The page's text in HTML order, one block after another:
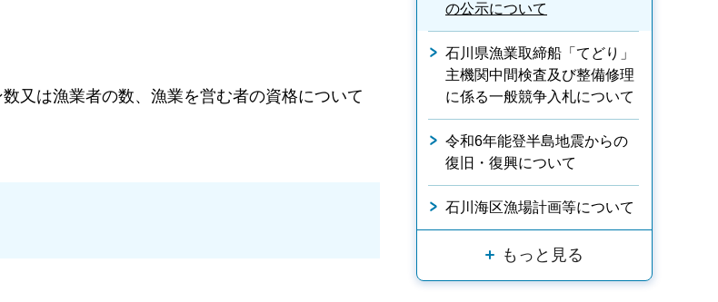
又は漁業者の数、漁業を営む者の資格について
の公示について
石川県漁業取締船「てどり」
主機関中間検査及び整備修理
に係る一般競争入札について
令和6年能登半島地震からの
復旧・復興について
石川海区漁場計画等について
もっと見る